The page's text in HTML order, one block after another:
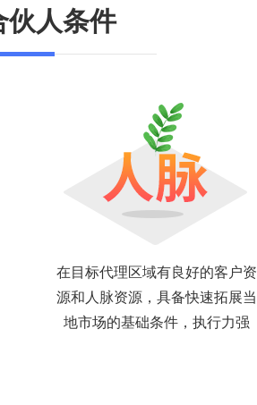
伙人条件
在目标代理区域有良好的客户资
源和人脉资源，具备快速拓展当
地市场的基础条件，执行力强